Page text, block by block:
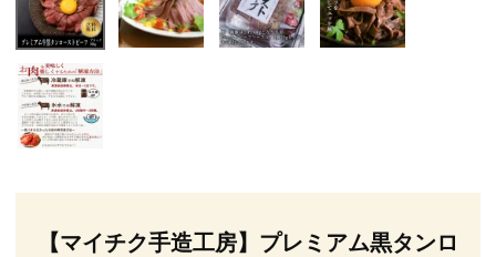
【マイチク手造工房】プレミアム黒タンロ